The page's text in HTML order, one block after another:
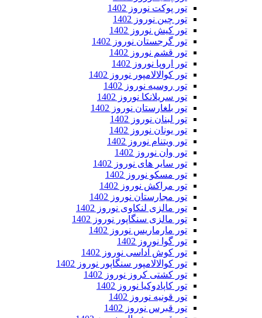
تور پوکت نوروز 1402
تور چین نوروز 1402
تور کیش نوروز 1402
تور گرجستان نوروز 1402
تور قشم نوروز 1402
تور اروپا نوروز 1402
تور کوالالامپور نوروز 1402
تور روسیه نوروز 1402
تور سریلانکا نوروز 1402
تور بلغارستان نوروز 1402
تور لبنان نوروز 1402
تور یونان نوروز 1402
تور ویتنام نوروز 1402
تور وان نوروز 1402
تور سایر های نوروز 1402
تور مسکو نوروز 1402
تور مراکش نوروز 1402
تور مجارستان نوروز 1402
تور مالزی لنکاوی نوروز 1402
تور مالزی سنگاپور نوروز 1402
تور مارماریس نوروز 1402
تور گوا نوروز 1402
تور کوش آداسی نوروز 1402
تور کوالالامپور سنگاپور نوروز 1402
تور کشتی کروز نوروز 1402
تور کاپادوکیا نوروز 1402
تور قونیه نوروز 1402
تور قبرس نوروز 1402